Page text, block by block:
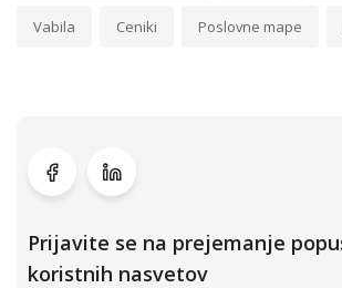
Vabila Ceniki Poslovne mape
Prijavite se na prejemanje
koristnih nasvetov